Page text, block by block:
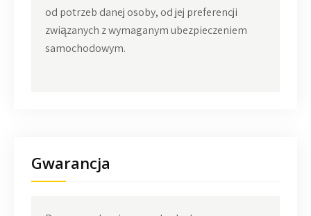
od potrzeb danej osoby, od jej preferencji
związanych z wymaganym ubezpieczeniem
samochodowym.
Gwarancja